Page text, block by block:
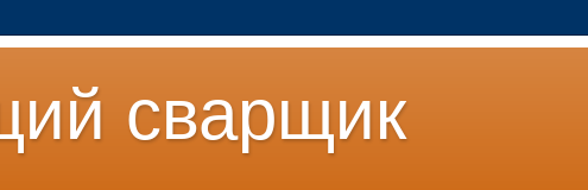
сварщик